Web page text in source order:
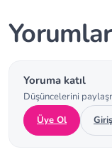
Yorumlar
Yoruma katıl
Düşüncelerini
Üye Ol